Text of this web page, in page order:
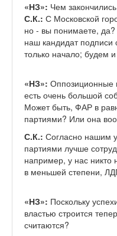
«НЗ»: Чем
С.К.: С Московской
но - вы понимаете,
наш кандидат подписи
только начало; будем
«НЗ»: Оппозиционные
есть очень большой
Может быть, ФАР в
партиями? Или она
С.К.: Согласно нашим
партиями лучше
например, у нас
в меньшей степени,
«НЗ»: Поскольку
властью строится
считаются?